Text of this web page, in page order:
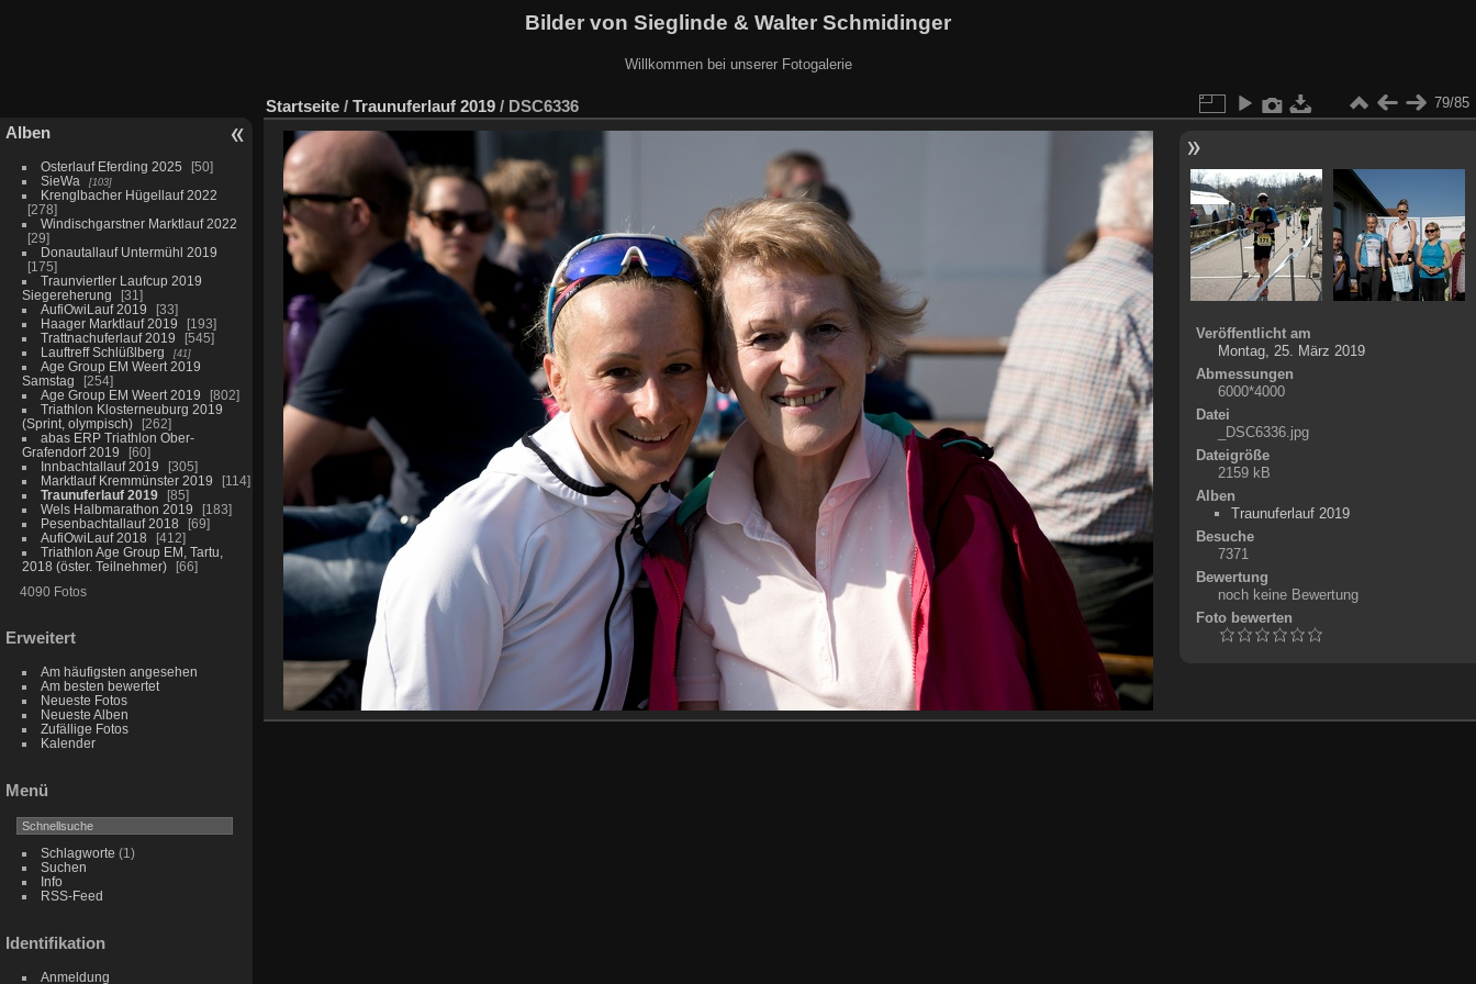
Bilder von Sieglinde & Walter Schmidinger
Willkommen bei unserer Fotogalerie
Alben
Osterlauf Eferding 2025
50
SieWa
103
Krenglbacher Hügellauf 2022
278
Windischgarstner Marktlauf 2022
29
Donautallauf Untermühl 2019
175
Traunviertler Laufcup 2019
Siegereherung
31
AufiOwiLauf 2019
33
Haager Marktlauf 2019
193
Trattnachuferlauf 2019
545
Lauftreff Schlüßlberg
41
Age Group EM Weert 2019
Samstag
254
Age Group EM Weert 2019
802
Triathlon Klosterneuburg 2019
(Sprint, olympisch)
262
abas ERP Triathlon Ober-
Grafendorf 2019
60
Innbachtallauf 2019
305
Marktlauf Kremmünster 2019
114
Traunuferlauf 2019
85
Wels Halbmarathon 2019
183
Pesenbachtallauf 2018
69
AufiOwiLauf 2018
412
Triathlon Age Group EM, Tartu,
2018 (öster. Teilnehmer)
66
4090 Fotos
Erweitert
Am häufigsten angesehen
Am besten bewertet
Neueste Fotos
Neueste Alben
Zufällige Fotos
Kalender
Menü
Schlagworte (1)
Suchen
Info
RSS-Feed
Identifikation
Anmeldung
Startseite / Traunuferlauf 2019 / DSC6336 79/85
Veröffentlicht am
Montag, 25. März 2019
Abmessungen
6000*4000
Datei
_DSC6336.jpg
Dateigröße
2159 kB
Alben
Traunuferlauf 2019
Besuche
7371
Bewertung
noch keine Bewertung
Foto bewerten